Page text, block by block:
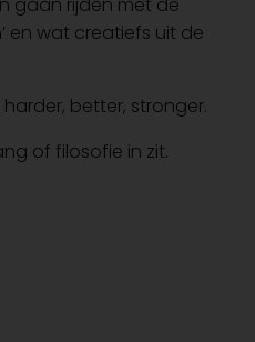
gaan rijden met de
en wat creatiefs uit de
better, stronger.
of filosofie in zit.